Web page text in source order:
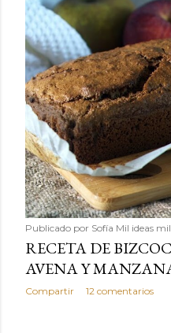
Publicado por Sofía Mil ideas
RECETA DE
AVENA Y
Compartir 12 comentarios